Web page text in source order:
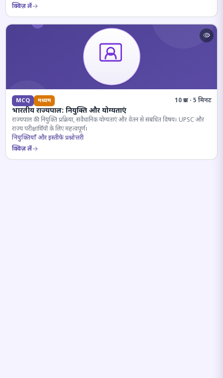
क्विज़ लें
MCQ मध्यम 10 प्रश्न · 5 मिनट
भारतीय राज्यपाल: नियुक्ति और योग्यताएं
राज्यपाल की नियुक्ति प्रक्रिया, संवैधानिक योग्यताएं और वेतन से संबंधित विषय। UPSC और
राज्य परीक्षार्थियों के लिए महत्वपूर्ण।
नियुक्तियाँ और इस्तीफे प्रश्नोत्तरी
क्विज़ लें